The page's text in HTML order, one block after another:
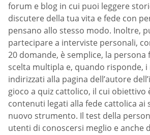
forum e blog in cui puoi leggere
discutere della tua vita e fede con
pensano allo stesso modo. Inoltre,
partecipare a interviste personali,
20 domande, è semplice, la persona
scelta multipla e, quando risponde,
indirizzati alla pagina dell’autore
gioco a quiz cattolico, il cui
contenuti legati alla fede cattolica ai
nuovo strumento. Il test della
utenti di conoscersi meglio e anche